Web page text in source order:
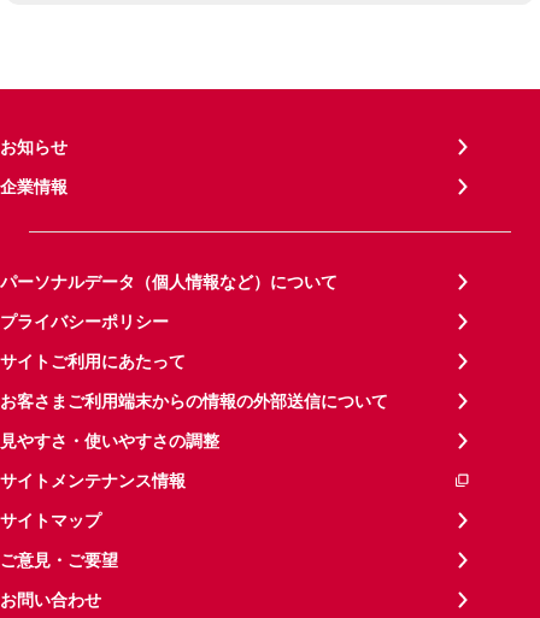
お知らせ
企業情報
パーソナルデータ（個人情報など）について
プライバシーポリシー
サイトご利用にあたって
お客さまご利用端末からの情報の外部送信について
見やすさ・使いやすさの調整
サイトメンテナンス情報
サイトマップ
ご意見・ご要望
お問い合わせ